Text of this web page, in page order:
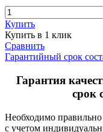
Купить
Купить в 1 клик
Сравнить
Гарантийный срок
Гарантия
срок
Необходимо правильно
с учетом